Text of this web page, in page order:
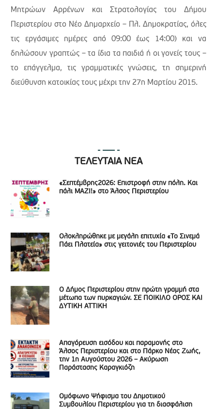
Μητρώων Αρρένων και Στρατολογίας του Δήμου
Περιστερίου στο Νέο Δημαρχείο – Πλ. Δημοκρατίας, όλες
τις εργάσιμες ημέρες από 09:00 έως 14:00) και να
δηλώσουν γραπτώς – τα ίδια τα παιδιά ή οι γονείς τους –
το επάγγελμα, τις γραμματικές γνώσεις, τη σημερινή
διεύθυνση κατοικίας τους μέχρι την 27η Μαρτίου 2015.
ΤΕΛΕΥΤΑΙΑ ΝΕΑ
«Σεπτέμβρης2026: Επιστροφή στην πόλη. Και
πάλι ΜΑΖΙ!» στο Άλσος Περιστερίου
Ολοκληρώθηκε με μεγάλη επιτυχία «Το Σινεμά
Πάει Πλατεία» στις γειτονιές του Περιστερίου
Ο Δήμος Περιστερίου στην πρώτη γραμμή στα
μέτωπα των πυρκαγιών. ΣΕ ΠΟΙΚΙΛΟ ΟΡΟΣ ΚΑΙ
ΔΥΤΙΚΗ ΑΤΤΙΚΗ
Απαγόρευση εισόδου και παραμονής στο
Άλσος Περιστερίου και στο Πάρκο Νέας Ζωής,
την 1η Αυγούστου 2026 – Ακύρωση
Παράστασης Καραγκιόζη
Ομόφωνο Ψήφισμα του Δημοτικού
Συμβουλίου Περιστερίου για τη διασφάλιση